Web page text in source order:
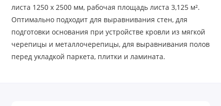
листа 1250 х 2500 мм, рабочая площадь листа 3,125 м².
Оптимально подходит для выравнивания стен, для
подготовки основания при устройcтве кровли из мягкой
черепицы и металлочерепицы, для выравнивания полов
перед укладкой паркета, плитки и ламината.